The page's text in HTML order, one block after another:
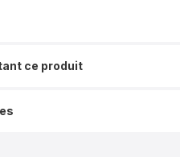
ce produit